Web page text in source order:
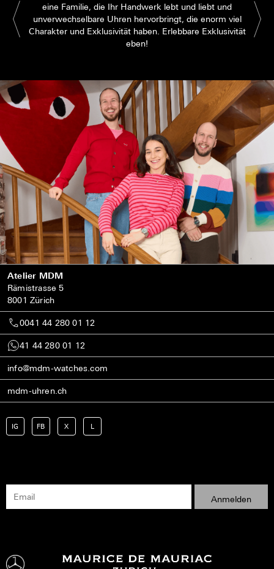
eine Familie, die Ihr Handwerk lebt und liebt und
unverwechselbare Uhren hervorbringt, die enorm viel
Charakter und Exklusivität haben. Erlebbare Exklusivität
eben!
Atelier MDM
Rämistrasse 5
8001 Zürich
0041 44 280 01 12
41 44 280 01 12
info@mdm-watches.com
mdm-uhren.ch
IG FB X L